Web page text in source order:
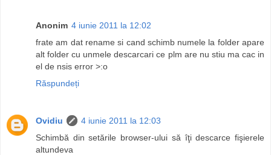
Anonim 4 iunie 2011 la 12:02
frate am dat rename si cand schimb numele la folder apare
alt folder cu unmele descarcari ce plm are nu stiu ma cac in
el de nsis error >:o
Răspundeți
Ovidiu
4 iunie 2011 la 12:03
Schimbă din setările browser-ului să îţi descarce fişierele
altundeva